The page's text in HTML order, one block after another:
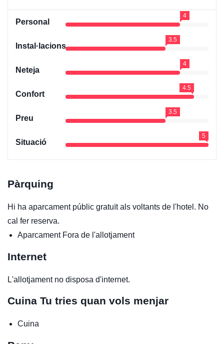
Personal
4
Instal·lacions
3.5
Neteja
4
Confort
4.5
Preu
3.5
Situació
5
Pàrquing
Hi ha aparcament públic gratuït als voltants de l'hotel. No
cal fer reserva.
Aparcament Fora de l'allotjament
Internet
L'allotjament no disposa d'internet.
Cuina Tu tries quan vols menjar
Cuina